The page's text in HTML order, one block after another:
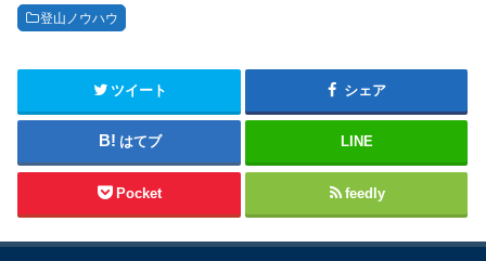
登山ノウハウ
ツイート シェア
はてブ LINE
Pocket feedly